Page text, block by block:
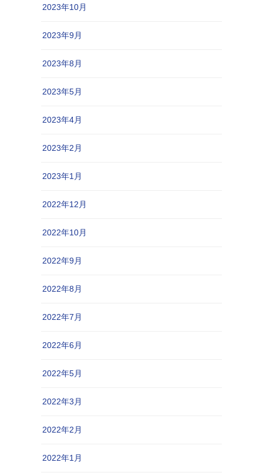
2023年10月
2023年9月
2023年8月
2023年5月
2023年4月
2023年2月
2023年1月
2022年12月
2022年10月
2022年9月
2022年8月
2022年7月
2022年6月
2022年5月
2022年3月
2022年2月
2022年1月